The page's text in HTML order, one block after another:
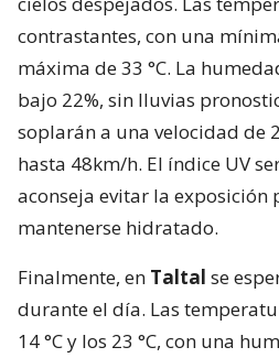
contrastantes, con una
máxima de 33 °C. La
bajo 22%, sin lluvias
soplarán a una velocidad de
hasta 48km/h. El índice UV
aconseja evitar la exposición
mantenerse hidratado.
Finalmente, en Taltal se
durante el día. Las
14 °C y los 23 °C, con una